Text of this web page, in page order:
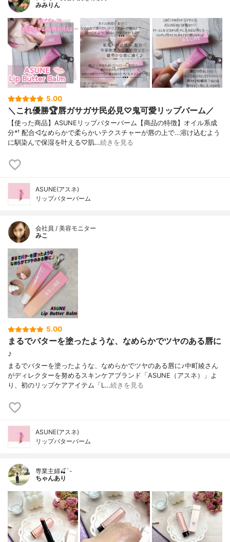
みみりん
5.00
＼これ優勝🏆唇ガサガサ民必見♡鬼可愛リップバーム／
【使った商品】ASUNEリップバターバーム【商品の特徴】オイル系成
分*¹ 配合◁なめらかで柔らかいテクスチャーが唇の上で…溶け込むよう
に馴染んで保湿を叶える♡肌…続きを見る
ASUNE(アスネ)
リップバターバーム
会社員 / 美容モニター
みこ
5.00
まるでバターを塗ったような、なめらかでツヤのある唇に
♪
まるでバターを塗ったような、なめらかでツヤのある唇に♪中町綾さん
がディレクターを努めるスキンケアブランド「ASUNE（アスネ）」よ
り、初のリップケアアイテム「L…続きを見る
ASUNE(アスネ)
リップバターバーム
専業主婦🍒´-
ちゃんあり